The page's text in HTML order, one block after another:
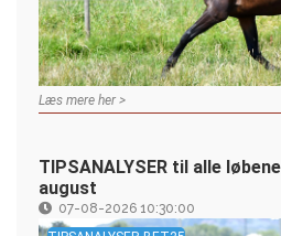
Læs mere her >
TIPSANALYSER til alle
august
07-08-2026 10:30:00